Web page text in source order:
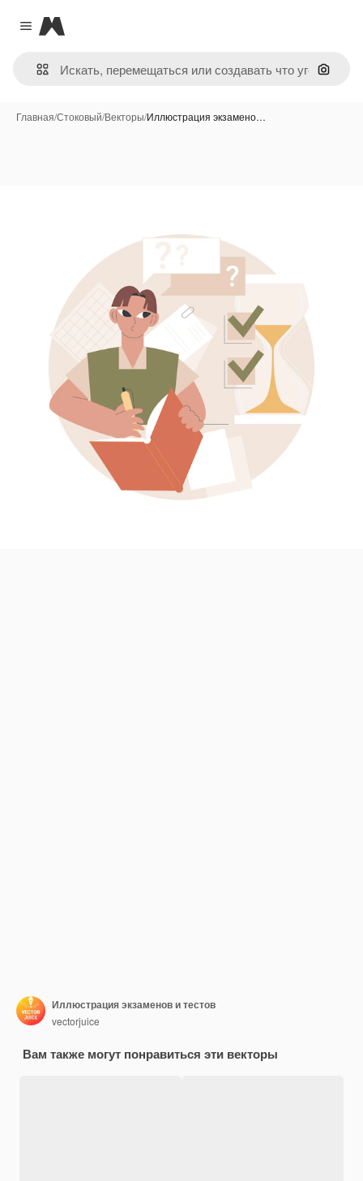
Close menu
Magnific
Поиск
Главная/Стоковый/Векторы/Иллюстрация экзамено…
Иллюстрация экзаменов и тестов
vectorjuice
Вам также могут понравиться эти векторы